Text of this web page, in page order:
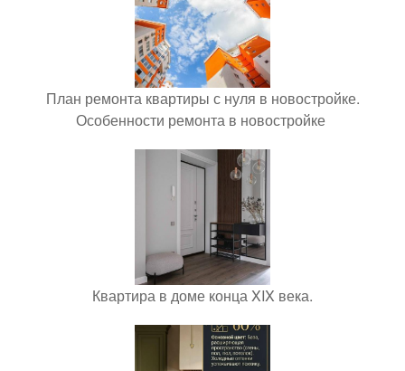
План ремонта квартиры с нуля в новостройке.
Особенности ремонта в новостройке
Квартира в доме конца XIX века.